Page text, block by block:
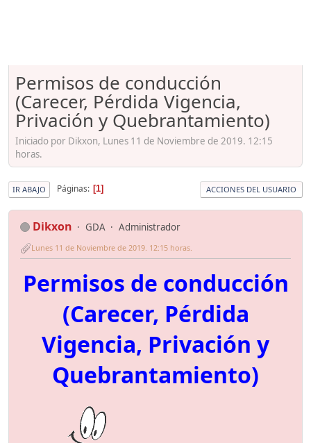
Permisos de conducción
(Carecer, Pérdida Vigencia,
Privación y Quebrantamiento)
Iniciado por Dikxon, Lunes 11 de Noviembre de 2019. 12:15
horas.
IR ABAJO Páginas 1 ACCIONES DEL USUARIO
Dikxon GDA Administrador
Lunes 11 de Noviembre de 2019. 12:15 horas.
Permisos de conducción
(Carecer, Pérdida
Vigencia, Privación y
Quebrantamiento)